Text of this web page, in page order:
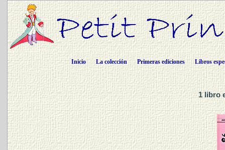
Inicio La colección Primeras ediciones Libros
1 libro